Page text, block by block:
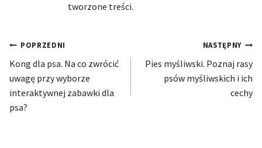
tworzone treści.
Nawigacja
wpisu
POPRZEDNI
Kong dla psa. Na co zwrócić
uwagę przy wyborze
interaktywnej zabawki dla
psa?
NASTĘPNY
Pies myśliwski. Poznaj rasy
psów myśliwskich i ich
cechy